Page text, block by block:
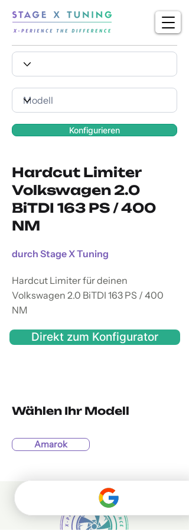
Konfigurieren
Hardcut Limiter
Volkswagen 2.0
BiTDI 163 PS / 400
NM
durch Stage X Tuning
Hardcut Limiter für deinen
Volkswagen 2.0 BiTDI 163 PS / 400
NM
Direkt zum Konfigurator
Wählen Ihr Modell
Amarok